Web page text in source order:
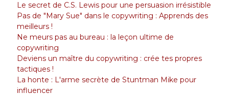
Le secret de C.S. Lewis pour une persuasion irrésistible
Pas de "Mary Sue" dans le copywriting : Apprends des
meilleurs !
Ne meurs pas au bureau : la leçon ultime de
copywriting
Deviens un maître du copywriting : crée tes propres
tactiques !
La honte : L'arme secrète de Stuntman Mike pour
influencer